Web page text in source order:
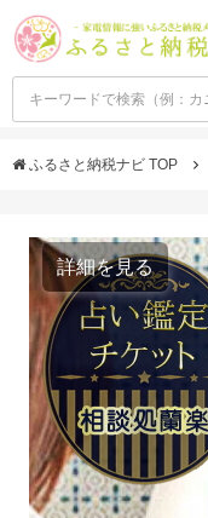
ふるさと納税ナビ TOP
詳細を見る